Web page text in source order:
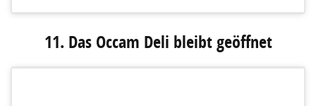
11. Das Occam Deli bleibt geöffnet